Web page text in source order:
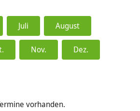
Juli August
Nov. Dez.
vorhanden.